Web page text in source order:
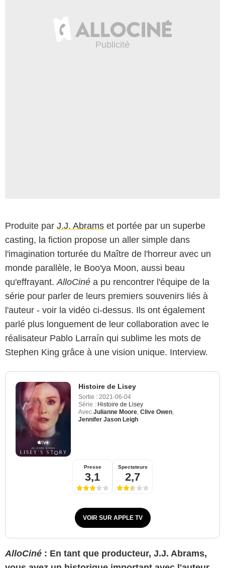
Produite par J.J. Abrams et portée par un superbe
casting, la fiction propose un aller simple dans
l'imagination torturée du Maître de l'horreur avec un
monde parallèle, le Boo'ya Moon, aussi beau
qu'effrayant. AlloCiné a pu rencontrer l'équipe de la
série pour parler de leurs premiers souvenirs liés à
l'auteur - voir la vidéo ci-dessus. Ils ont également
parlé plus longuement de leur collaboration avec le
réalisateur Pablo Larraín qui sublime les mots de
Stephen King grâce à une vision unique. Interview.
Histoire de Lisey
Sortie : 2021-06-04
Série : Histoire de Lisey
Avec Julianne Moore Clive Owen
Jennifer Jason Leigh
Presse
3,1
Spectateurs
2,7
VOIR SUR APPLE TV
AlloCiné : En tant que producteur, J.J. Abrams,